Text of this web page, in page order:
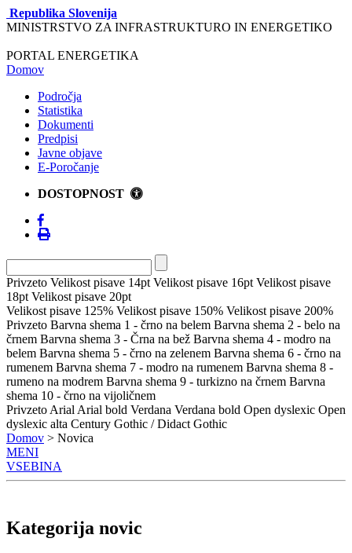
Republika Slovenija
MINISTRSTVO ZA INFRASTRUKTURO IN ENERGETIKO
PORTAL ENERGETIKA
Domov
Področja
Statistika
Dokumenti
Predpisi
Javne objave
E-Poročanje
DOSTOPNOST
Privzeto Velikost pisave 14pt Velikost pisave 16pt Velikost pisave
18pt Velikost pisave 20pt
Velikost pisave 125% Velikost pisave 150% Velikost pisave 200%
Privzeto Barvna shema 1 - črno na belem Barvna shema 2 - belo na
črnem Barvna shema 3 - Črna na bež Barvna shema 4 - modro na
belem Barvna shema 5 - črno na zelenem Barvna shema 6 - črno na
rumenem Barvna shema 7 - modro na rumenem Barvna shema 8 -
rumeno na modrem Barvna shema 9 - turkizno na črnem Barvna
shema 10 - črno na vijoličnem
Privzeto Arial Arial bold Verdana Verdana bold Open dyslexic Open
dyslexic alta Century Gothic / Didact Gothic
Domov > Novica
MENI
VSEBINA
Kategorija novic